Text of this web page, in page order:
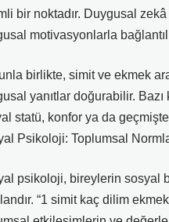
bir noktadır. Duygusal zekâ
motivasyonlarla
birlikte, simit ve ekmek
yanıtlar doğurabilir.
statü, konfor ya da
Psikoloji: Toplumsal
psikoloji, bireylerin sosyal
“1 simit kaç dilim